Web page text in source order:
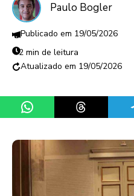
Paulo Bogler
19/05/2026
2 min de leitura
19/05/2026
Share on WhatsApp
Share on